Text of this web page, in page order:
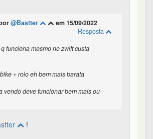
@Bastter
em 15/09/2022
Resposta
funciona mesmo no zwift custa
+ rolo eh bem mais barata
vendo deve funcionar bem mais ou
!